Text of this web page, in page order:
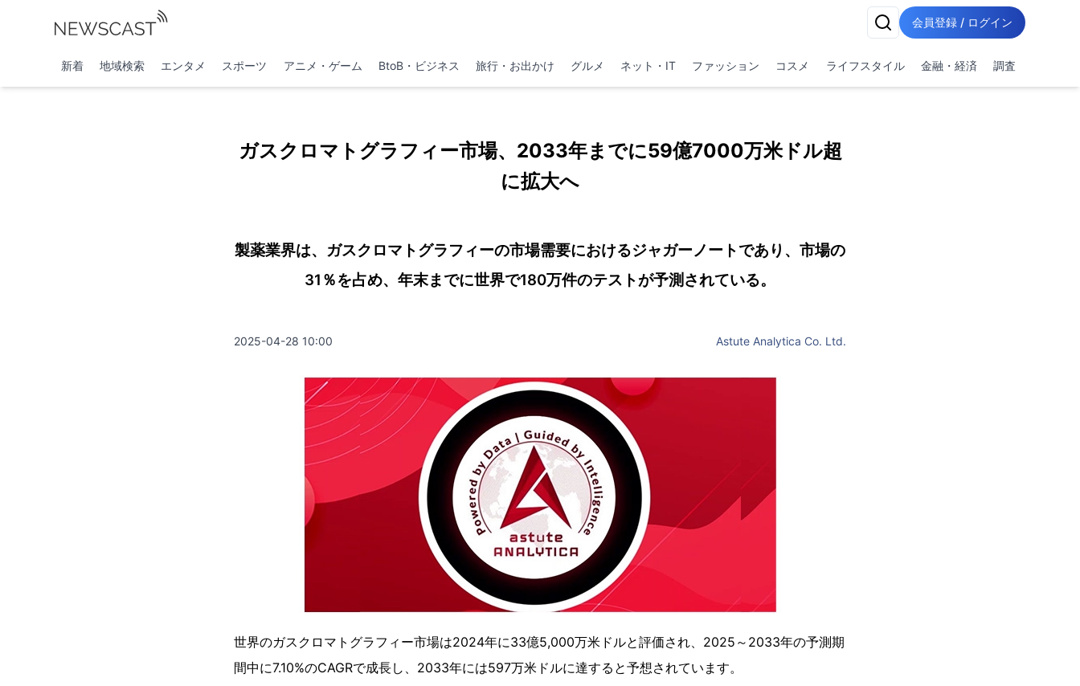
会員登録 / ログイン
新着 地域検索 エンタメ スポーツ アニメ・ゲーム BtoB・ビジネス 旅行・お出かけ グルメ ネット・IT ファッション コスメ ライフスタイル 金融・経済 調査
ガスクロマトグラフィー市場、2033年までに59億7000万米ドル超
に拡大へ
製薬業界は、ガスクロマトグラフィーの市場需要におけるジャガーノートであり、市場の
31％を占め、年末までに世界で180万件のテストが予測されている。
2025-04-28 10:00 Astute Analytica Co. Ltd.
世界のガスクロマトグラフィー市場は2024年に33億5,000万米ドルと評価され、2025～2033年の予測期
間中に7.10%のCAGRで成長し、2033年には597万米ドルに達すると予想されています。